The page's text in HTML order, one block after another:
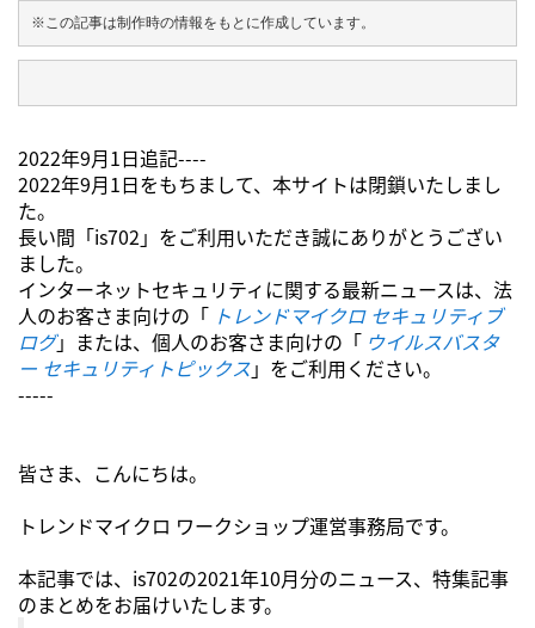
※この記事は制作時の情報をもとに作成しています。
2022年9月1日追記----
2022年9月1日をもちまして、本サイトは閉鎖いたしまし
た。
長い間「is702」をご利用いただき誠にありがとうござい
ました。
インターネットセキュリティに関する最新ニュースは、法
人のお客さま向けの「 トレンドマイクロ セキュリティブ
ログ」または、個人のお客さま向けの「 ウイルスバスタ
ー セキュリティトピックス」をご利用ください。
-----
皆さま、こんにちは。
トレンドマイクロ ワークショップ運営事務局です。
本記事では、is702の2021年10月分のニュース、特集記事
のまとめをお届けいたします。